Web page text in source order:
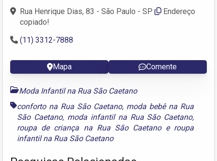
Rua Henrique Dias, 83 - São Paulo - SP
Endereço
copiado!
(11) 3312-7888
Mapa Comente
Moda Infantil na Rua São Caetano
conforto na Rua São Caetano, moda bebê na Rua
São Caetano, moda infantil na Rua São Caetano,
roupa de criança na Rua São Caetanoe roupa
infantil na Rua São Caetano